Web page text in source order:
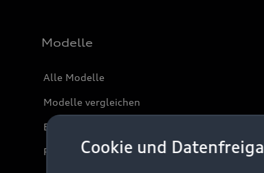
Cookie und
Modelle
Alle Modelle
Modelle vergleichen
Elektromodelle
Plug-in-Hybride